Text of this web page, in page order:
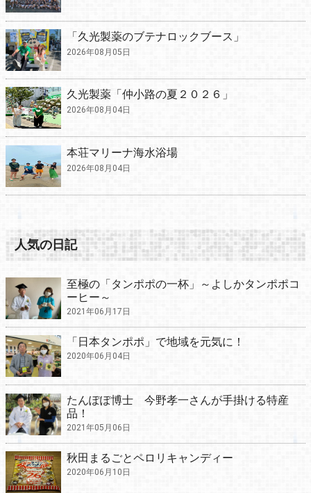
「久光製薬のブテナロックブース」
2026年08月05日
久光製薬「仲小路の夏２０２６」
2026年08月04日
本荘マリーナ海水浴場
2026年08月04日
人気の日記
至極の「タンポポの一杯」～よしかタンポポコ
ーヒー～
2021年06月17日
「日本タンポポ」で地域を元気に！
2020年06月04日
たんぽぽ博士 今野孝一さんが手掛ける特産
品！
2021年05月06日
秋田まるごとペロリキャンディー
2020年06月10日